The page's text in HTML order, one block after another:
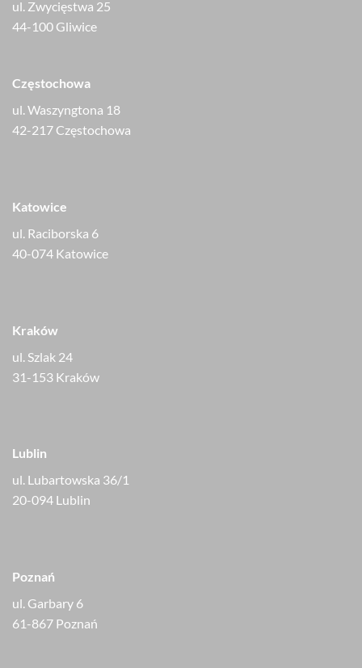
ul. Zwycięstwa 25
44-100 Gliwice
Częstochowa
ul. Waszyngtona 18
42-217 Częstochowa
Katowice
ul. Raciborska 6
40-074 Katowice
Kraków
ul. Szlak 24
31-153 Kraków
Lublin
ul. Lubartowska 36/1
20-094 Lublin
Poznań
ul. Garbary 6
61-867 Poznań